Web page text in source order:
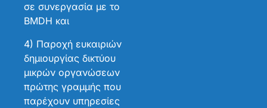
σε συνεργασία με το
BMDH και
4) Παροχή ευκαιριών
δημιουργίας δικτύου
μικρών οργανώσεων
πρώτης γραμμής που
παρέχουν υπηρεσίες